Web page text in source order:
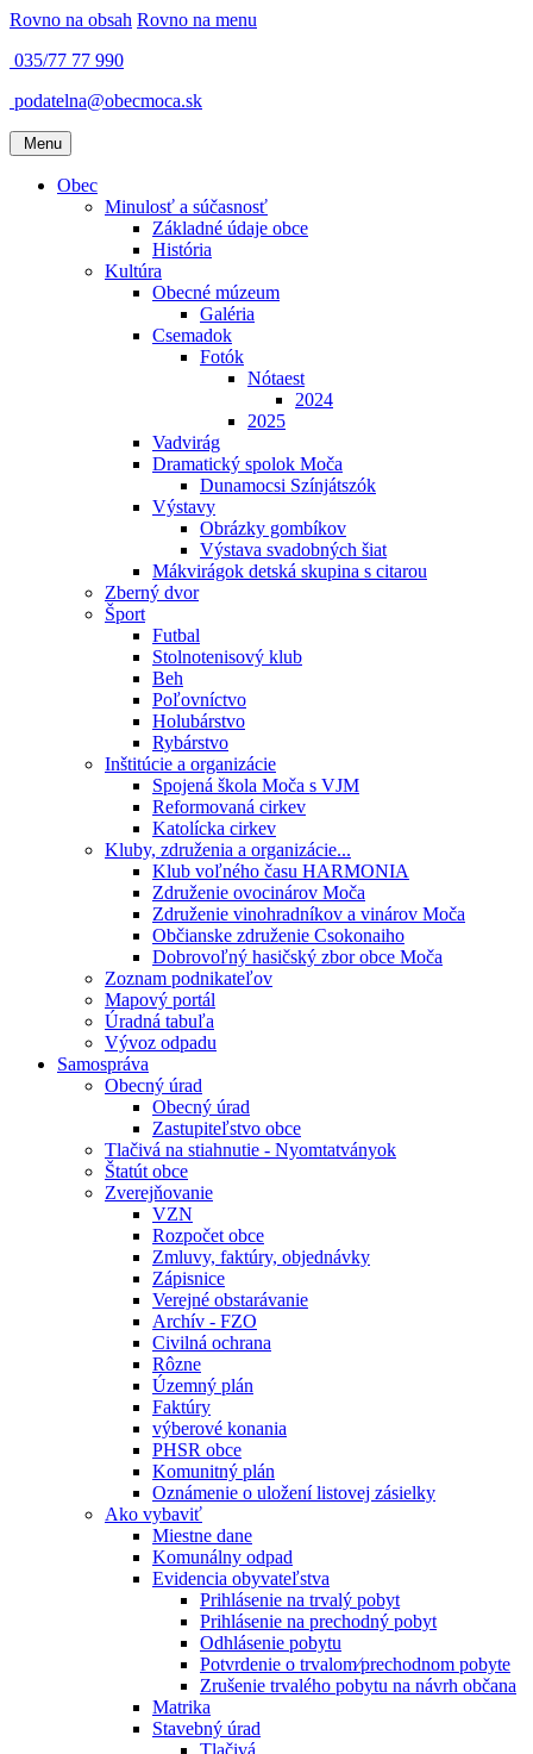
Rovno na obsah Rovno na menu
035/77 77 990
podatelna@obecmoca.sk
Menu
Obec
Minulosť a súčasnosť
Základné údaje obce
História
Kultúra
Obecné múzeum
Galéria
Csemadok
Fotók
Nótaest
2024
2025
Vadvirág
Dramatický spolok Moča
Dunamocsi Színjátszók
Výstavy
Obrázky gombíkov
Výstava svadobných šiat
Mákvirágok detská skupina s citarou
Zberný dvor
Šport
Futbal
Stolnotenisový klub
Beh
Poľovníctvo
Holubárstvo
Rybárstvo
Inštitúcie a organizácie
Spojená škola Moča s VJM
Reformovaná cirkev
Katolícka cirkev
Kluby, združenia a organizácie...
Klub voľného času HARMONIA
Združenie ovocinárov Moča
Združenie vinohradníkov a vinárov Moča
Občianske združenie Csokonaiho
Dobrovoľný hasičský zbor obce Moča
Zoznam podnikateľov
Mapový portál
Úradná tabuľa
Vývoz odpadu
Samospráva
Obecný úrad
Obecný úrad
Zastupiteľstvo obce
Tlačivá na stiahnutie - Nyomtatványok
Štatút obce
Zverejňovanie
VZN
Rozpočet obce
Zmluvy, faktúry, objednávky
Zápisnice
Verejné obstarávanie
Archív - FZO
Civilná ochrana
Rôzne
Územný plán
Faktúry
výberové konania
PHSR obce
Komunitný plán
Oznámenie o uložení listovej zásielky
Ako vybaviť
Miestne dane
Komunálny odpad
Evidencia obyvateľstva
Prihlásenie na trvalý pobyt
Prihlásenie na prechodný pobyt
Odhlásenie pobytu
Potvrdenie o trvalom⁄prechodnom pobyte
Zrušenie trvalého pobytu na návrh občana
Matrika
Stavebný úrad
Tlačivá